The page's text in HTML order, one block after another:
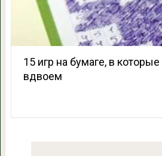
15 игр на бумаге, в
вдвоем